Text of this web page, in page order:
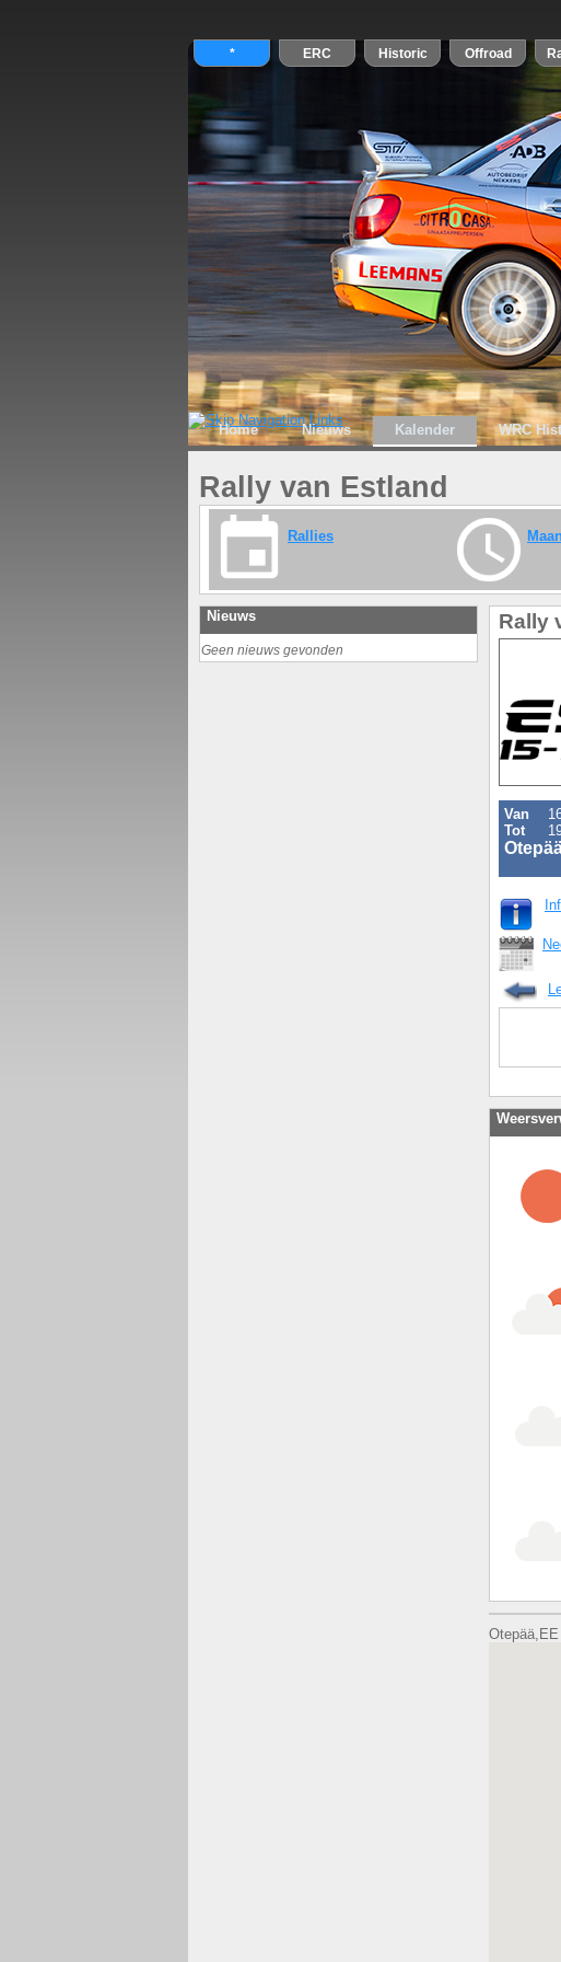
Home Nieuws Kalender WRC
Rally van Estland
Rallies
Nieuws
Geen nieuws gevonden
Rally
Van
Tot
Otepää,EE